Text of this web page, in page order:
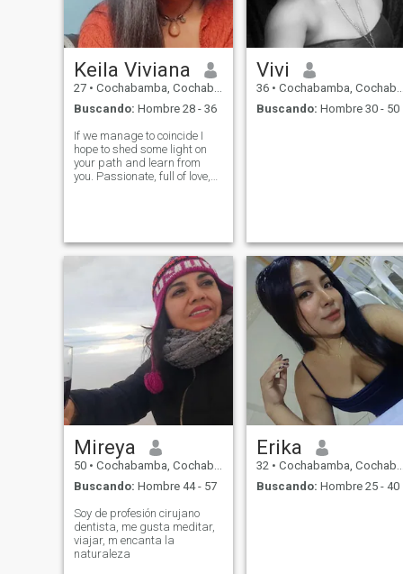
Keila Viviana
27 • Cochabamba, Cochabamba, Bolivia
Buscando: Hombre 28 - 36
If we manage to coincide I
hope to shed some light on
your path and learn from
you. Passionate, full of love,
Vivi
36 • Cochabamba, Cochabamba, Bolivia
Buscando: Hombre 30 - 50
Mireya
50 • Cochabamba, Cochabamba, Bolivia
Buscando: Hombre 44 - 57
Soy de profesión cirujano
dentista, me gusta meditar,
viajar, m encanta la
naturaleza
Erika
32 • Cochabamba, Cochabamba, Bolivia
Buscando: Hombre 25 - 40